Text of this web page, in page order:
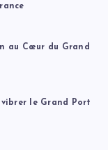
au Cœur du Grand
le Grand Port